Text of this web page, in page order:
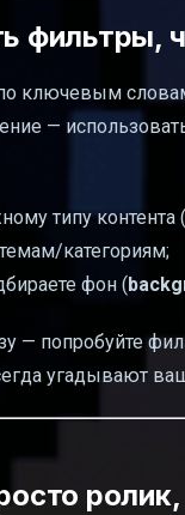
фильтры,
ключевым
—
типу
категориям;
фон (
— попробуйте
угадывают